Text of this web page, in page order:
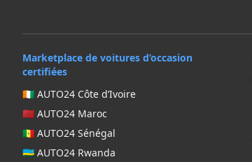
Marketplace de voitures d’occasion
certifiées
🇨🇮 AUTO24 Côte d’Ivoire
🇲🇦 AUTO24 Maroc
🇸🇳 AUTO24 Sénégal
🇷🇼 AUTO24 Rwanda